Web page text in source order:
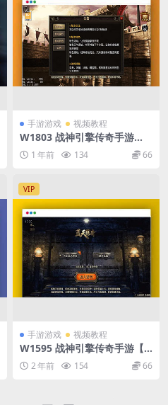
手游游戏 视频教程
W1803 战神引擎传奇手游
【永恒火龙三职业明文版】2
月最新整理Win一键服务端+G
M充值后台+微端+安卓苹果双
端+详细搭建教程
1 年前 134 66
VIP
手游游戏 视频教程
W1595 战神引擎传奇手游【1.
80蓝天传奇合击九级宠物[白
猪3.1]】最新整理win服务端
2 年前 154 66